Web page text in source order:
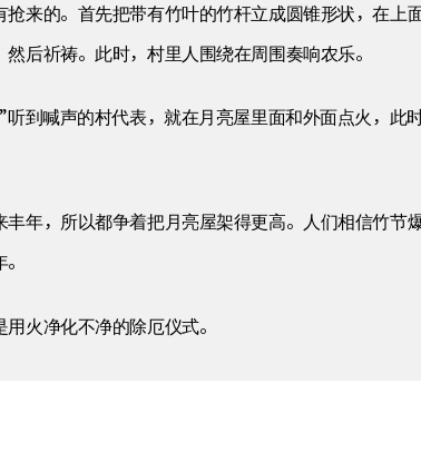
来的。首先把带有竹叶的竹杆立成圆锥形状，在上
后祈祷。此时，村里人围绕在周围奏响农乐。
到喊声的村代表，就在月亮屋里面和外面点火，此
年，所以都争着把月亮屋架得更高。人们相信竹节
火净化不净的除厄仪式。